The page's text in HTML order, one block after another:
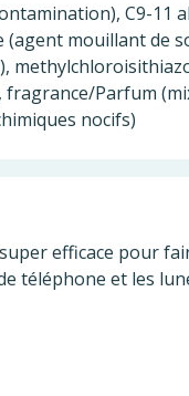
C9-11
mouillant de
Parfum
nocifs)
efficace pour
téléphone et les